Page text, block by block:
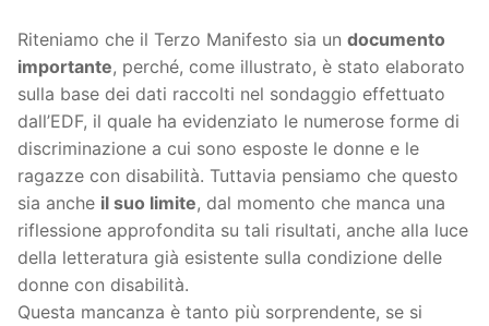
Riteniamo che il Terzo Manifesto sia un documento
importante, perché, come illustrato, è stato elaborato
sulla base dei dati raccolti nel sondaggio effettuato
dall’EDF, il quale ha evidenziato le numerose forme di
discriminazione a cui sono esposte le donne e le
ragazze con disabilità. Tuttavia pensiamo che questo
sia anche il suo limite, dal momento che manca una
riflessione approfondita su tali risultati, anche alla luce
della letteratura già esistente sulla condizione delle
donne con disabilità.
Questa mancanza è tanto più sorprendente, se si